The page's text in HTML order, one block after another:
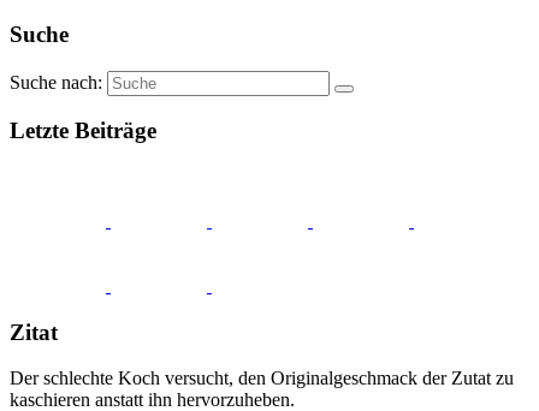
Suche
Suche nach:
Letzte Beiträge
Zitat
Der schlechte Koch versucht, den Originalgeschmack der Zutat zu
kaschieren anstatt ihn hervorzuheben.